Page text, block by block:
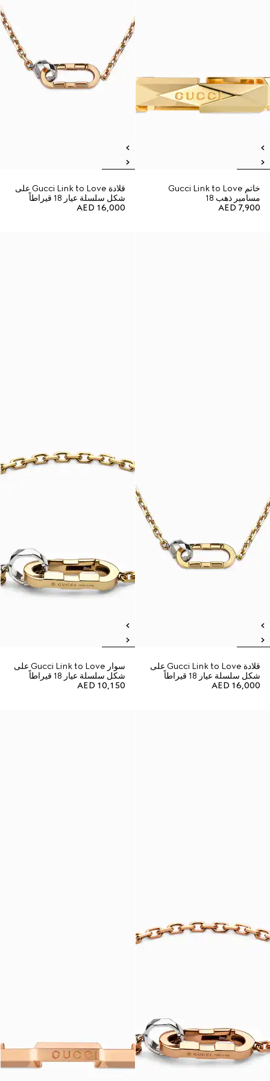
خاتم Gucci Link to Love
مسامير ذهب 18
AED 7,900
قلادة Gucci Link to Love على
شكل سلسلة عيار 18 قيراطاً
AED 16,000
قلادة Gucci Link to Love على
شكل سلسلة عيار 18 قيراطاً
AED 16,000
سوار Gucci Link to Love على
شكل سلسلة عيار 18 قيراطاً
AED 10,150